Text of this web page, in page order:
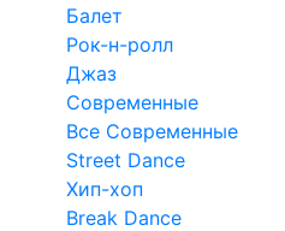
Балет
Рок-н-ролл
Джаз
Современные
Все Современные
Street Dance
Хип-хоп
Break Dance